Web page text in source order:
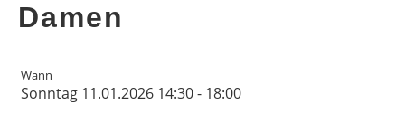
Damen
Wann
Sonntag 11.01.2026 14:30 - 18:00